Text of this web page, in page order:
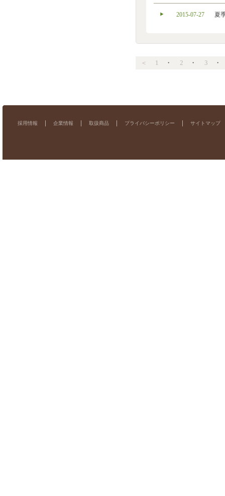
2015-07-27 夏
＜ 1 ・ 2 ・ 3
採用情報 企業情報 取扱商品 プライバシーポリシー サイトマップ